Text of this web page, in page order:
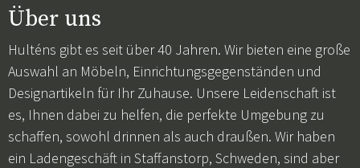
Über uns
Hulténs gibt es seit über 40 Jahren. Wir bieten eine große
Auswahl an Möbeln, Einrichtungsgegenständen und
Designartikeln für Ihr Zuhause. Unsere Leidenschaft ist
es, Ihnen dabei zu helfen, die perfekte Umgebung zu
schaffen, sowohl drinnen als auch draußen. Wir haben
ein Ladengeschäft in Staffanstorp, Schweden, sind aber